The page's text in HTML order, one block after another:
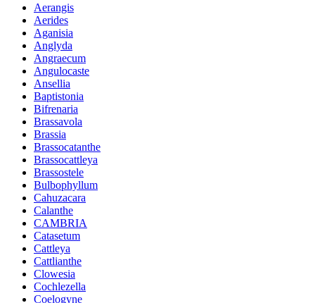
Aerangis
Aerides
Aganisia
Anglyda
Angraecum
Angulocaste
Ansellia
Baptistonia
Bifrenaria
Brassavola
Brassia
Brassocatanthe
Brassocattleya
Brassostele
Bulbophyllum
Cahuzacara
Calanthe
CAMBRIA
Catasetum
Cattleya
Cattlianthe
Clowesia
Cochlezella
Coelogyne